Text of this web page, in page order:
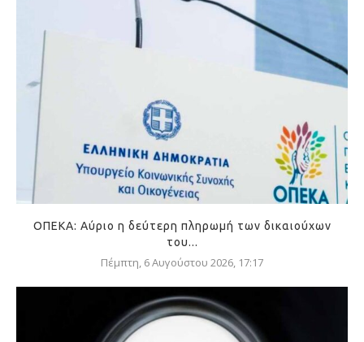
ΟΠΕΚΑ: Αύριο η δεύτερη πληρωμή των δικαιούχων
του...
Πέμπτη, 6 Αυγούστου 2026, 17:17